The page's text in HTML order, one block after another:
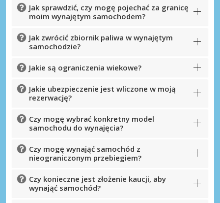
Jak sprawdzić, czy mogę pojechać za granicę
moim wynajętym samochodem?
Jak zwrócić zbiornik paliwa w wynajętym
samochodzie?
Jakie są ograniczenia wiekowe?
Jakie ubezpieczenie jest wliczone w moją
rezerwację?
Czy mogę wybrać konkretny model
samochodu do wynajęcia?
Czy mogę wynająć samochód z
nieograniczonym przebiegiem?
Czy konieczne jest złożenie kaucji, aby
wynająć samochód?